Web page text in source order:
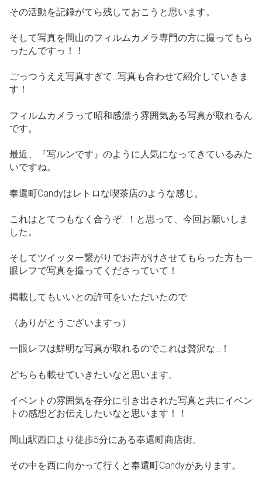
その活動を記録がてら残しておこうと思います。
そして写真を岡山のフィルムカメラ専門の方に撮ってもら
ったんですっ！！
ごっつうええ写真すぎて…写真も合わせて紹介していきま
す！
フィルムカメラって昭和感漂う雰囲気ある写真が取れるん
です。
最近、『写ルンです』のように人気になってきているみた
いですね。
奉還町Candyはレトロな喫茶店のような感じ。
これはとてつもなく合うぞ…！と思って、今回お願いしま
した。
そしてツイッター繋がりでお声がけさせてもらった方も一
眼レフで写真を撮ってくださっていて！
掲載してもいいとの許可をいただいたので
（ありがとうございますっ）
一眼レフは鮮明な写真が取れるのでこれは贅沢な…！
どちらも載せていきたいなと思います。
イベントの雰囲気を存分に引き出された写真と共にイベン
トの感想どお伝えしたいなと思います！！
岡山駅西口より徒歩5分にある奉還町商店街。
その中を西に向かって行くと奉還町Candyがあります。